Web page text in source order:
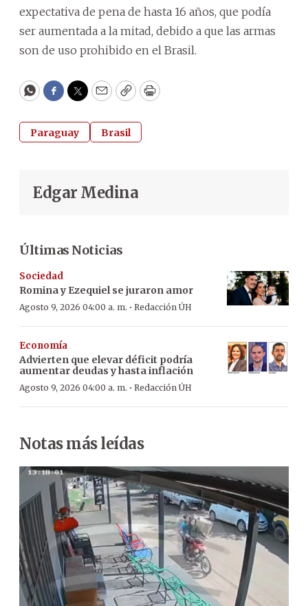
expectativa de pena de hasta 16 años, que podía
ser aumentada a la mitad, debido a que las armas
son de uso prohibido en el Brasil.
WhatsApp
Facebook
Twitter
EmailCopyPrint
Paraguay Brasil
Edgar Medina
Últimas Noticias
Sociedad
Romina y Ezequiel se juraron amor
Agosto 9, 2026 04:00 a. m. · Redacción ÚH
Economía
Advierten que elevar déficit podría
aumentar deudas y hasta inflación
Agosto 9, 2026 04:00 a. m. · Redacción ÚH
Notas más leídas